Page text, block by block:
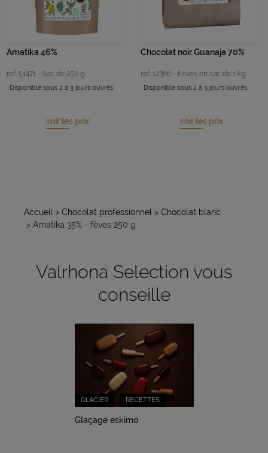
Amatika 46%
ref. 51471 - Sac de 250 g
Disponible sous 2 à 3 jours ouvrés.
voir les prix
Chocolat noir Guanaja 70%
ref. 12386 - Fèves en sac de 1 kg
Disponible sous 2 à 3 jours ouvrés.
voir les prix
Accueil > Chocolat professionnel > Chocolat blanc
> Amatika 35% - fèves 250 g
Valrhona Selection vous
conseille
GLACIER RECETTES
Glaçage eskimo